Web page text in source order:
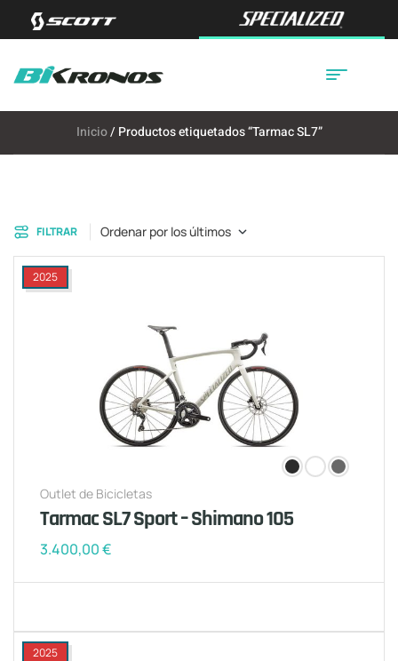
Inicio/ Productos etiquetados “Tarmac SL7”
FILTRAR Ordenar por los últimos
2025
Outlet de Bicicletas
Tarmac SL7 Sport – Shimano 105
3.400,00€
2025